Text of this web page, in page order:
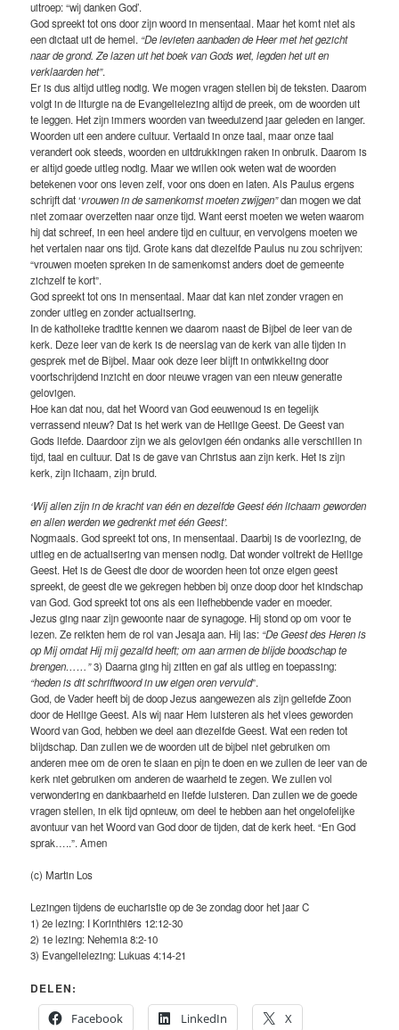
uitroep: “wij danken God’.
God spreekt tot ons door zijn woord in mensentaal. Maar het komt niet als
een dictaat uit de hemel. “De levieten aanbaden de Heer met het gezicht
naar de grond. Ze lazen uit het boek van Gods wet, legden het uit en
verklaarden het”.
Er is dus altijd uitleg nodig. We mogen vragen stellen bij de teksten. Daarom
volgt in de liturgie na de Evangelielezing altijd de preek, om de woorden uit
te leggen. Het zijn immers woorden van tweeduizend jaar geleden en langer.
Woorden uit een andere cultuur. Vertaald in onze taal, maar onze taal
verandert ook steeds, woorden en uitdrukkingen raken in onbruik. Daarom is
er altijd goede uitleg nodig. Maar we willen ook weten wat de woorden
betekenen voor ons leven zelf, voor ons doen en laten. Als Paulus ergens
schrijft dat ‘vrouwen in de samenkomst moeten zwijgen”dan mogen we dat
niet zomaar overzetten naar onze tijd. Want eerst moeten we weten waarom
hij dat schreef, in een heel andere tijd en cultuur, en vervolgens moeten we
het vertalen naar ons tijd. Grote kans dat diezelfde Paulus nu zou schrijven:
“vrouwen moeten spreken in de samenkomst anders doet de gemeente
zichzelf te kort”.
God spreekt tot ons in mensentaal. Maar dat kan niet zonder vragen en
zonder uitleg en zonder actualisering.
In de katholieke traditie kennen we daarom naast de Bijbel de leer van de
kerk. Deze leer van de kerk is de neerslag van de kerk van alle tijden in
gesprek met de Bijbel. Maar ook deze leer blijft in ontwikkeling door
voortschrijdend inzicht en door nieuwe vragen van een nieuw generatie
gelovigen.
Hoe kan dat nou, dat het Woord van God eeuwenoud is en tegelijk
verrassend nieuw? Dat is het werk van de Heilige Geest. De Geest van
Gods liefde. Daardoor zijn we als gelovigen één ondanks alle verschillen in
tijd, taal en cultuur. Dat is de gave van Christus aan zijn kerk. Het is zijn
kerk, zijn lichaam, zijn bruid.
‘Wij allen zijn in de kracht van één en dezelfde Geest één lichaam geworden
en allen werden we gedrenkt met één Geest’.
Nogmaals. God spreekt tot ons, in mensentaal. Daarbij is de voorlezing, de
uitleg en de actualisering van mensen nodig. Dat wonder voltrekt de Heilige
Geest. Het is de Geest die door de woorden heen tot onze eigen geest
spreekt, de geest die we gekregen hebben bij onze doop door het kindschap
van God. God spreekt tot ons als een liefhebbende vader en moeder.
Jezus ging naar zijn gewoonte naar de synagoge. Hij stond op om voor te
lezen. Ze reikten hem de rol van Jesaja aan. Hij las: “De Geest des Heren is
op Mij omdat Hij mij gezalfd heeft; om aan armen de blijde boodschap te
brengen……”3) Daarna ging hij zitten en gaf als uitleg en toepassing:
“heden is dit schriftwoord in uw eigen oren vervuld”.
God, de Vader heeft bij de doop Jezus aangewezen als zijn geliefde Zoon
door de Heilige Geest. Als wij naar Hem luisteren als het vlees geworden
Woord van God, hebben we deel aan diezelfde Geest. Wat een reden tot
blijdschap. Dan zullen we de woorden uit de bijbel niet gebruiken om
anderen mee om de oren te slaan en pijn te doen en we zullen de leer van de
kerk niet gebruiken om anderen de waarheid te zegen. We zullen vol
verwondering en dankbaarheid en liefde luisteren. Dan zullen we de goede
vragen stellen, in elk tijd opnieuw, om deel te hebben aan het ongelofelijke
avontuur van het Woord van God door de tijden, dat de kerk heet. “En God
sprak…..”. Amen
(c) Martin Los
Lezingen tijdens de eucharistie op de 3e zondag door het jaar C
1) 2e lezing: I Korinthiërs 12:12-30
2) 1e lezing: Nehemia 8:2-10
3) Evangelielezing: Lukuas 4:14-21
DELEN:
Facebook
LinkedIn X